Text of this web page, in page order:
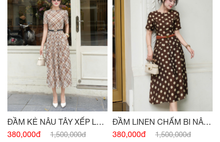
ĐẦM KẺ NÂU TÂY XẾP LY
THÂN
380,000đ 1,500,000đ
ĐẦM LINEN CHẤM BI NÂU
TÂY ĐÍNH CÚC
380,000đ 1,500,000đ